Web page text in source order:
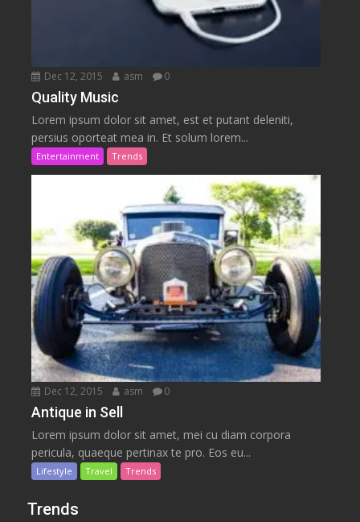
Dec 12, 2015 asm 0
Quality Music
Lorem ipsum dolor sit amet, est et putant deleniti,
persius oporteat mea in. Et solum lorem...
Entertainment Trends
Dec 12, 2015 asm 0
Antique in Sell
Lorem ipsum dolor sit amet, mei cu diam corpora
pericula, quaeque pertinax te pro. Eos eu...
Lifestyle Travel Trends
Trends